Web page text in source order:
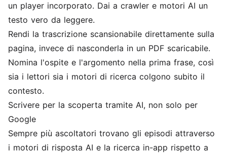
un player incorporato. Dai a crawler e motori AI un
testo vero da leggere.
Rendi la trascrizione scansionabile direttamente sulla
pagina, invece di nasconderla in un PDF scaricabile.
Nomina l'ospite e l'argomento nella prima frase, così
sia i lettori sia i motori di ricerca colgono subito il
contesto.
Scrivere per la scoperta tramite AI, non solo per
Google
Sempre più ascoltatori trovano gli episodi attraverso
i motori di risposta AI e la ricerca in-app rispetto a